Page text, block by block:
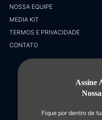
NOSSA EQUIPE
MEDIA KIT
TERMOS E PRIVACIDADE
CONTATO
Assine
Fique por dentro de